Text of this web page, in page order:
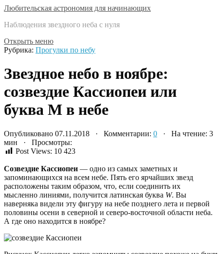
Любительская астрономия для начинающих
Наблюдения звездного неба с нуля
Открыть меню
Рубрика: Прогулки по небу
Звездное небо в ноябре:
созвездие Кассиопеи или
буква М в небе
Опубликовано 07.11.2018 · Комментарии: 0 · На чтение: 3
мин · Просмотры:
Post Views: 10 423
Созвездие Кассиопеи — одно из самых заметных и
запоминающихся на всем небе. Пять его ярчайших звезд
расположены таким образом, что, если соединить их
мысленно линиями, получится латинская буква W. Вы
наверняка видели эту фигуру на небе позднего лета и первой
половины осени в северной и северо-восточной области неба.
А где оно находится в ноябре?